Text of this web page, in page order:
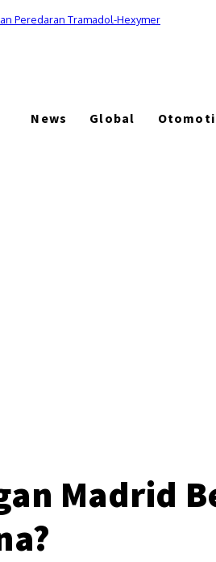
Peredaran Tramadol-Hexymer
News Global
Madrid